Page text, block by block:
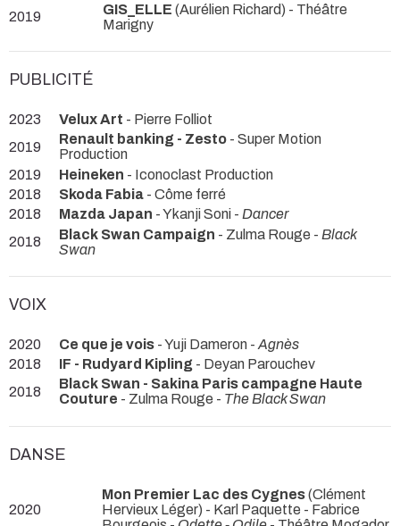
2019
GIS_ELLE (Aurélien Richard) - Théâtre
Marigny
PUBLICITÉ
2023 Velux Art - Pierre Folliot
2019
Renault banking - Zesto - Super Motion
Production
2019
Heineken - Iconoclast Production
2018
Skoda Fabia - Côme ferré
2018
Mazda Japan - Ykanji Soni - Dancer
2018
Black Swan Campaign - Zulma Rouge - Black
Swan
VOIX
2020 Ce que je vois - Yuji Dameron - Agnès
2018
IF - Rudyard Kipling - Deyan Parouchev
2018
Black Swan - Sakina Paris campagne Haute
Couture - Zulma Rouge - The Black Swan
DANSE
2020
Mon Premier Lac des Cygnes(Clément
Hervieux Léger) - Karl Paquette - Fabrice